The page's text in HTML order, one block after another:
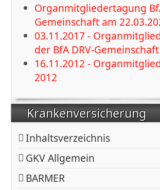
Organmitgliedertagung
Gemeinschaft am
03.11.2017 -
der BfA DRV-
16.11.2012 -
2012
Krankenversicherung
Inhaltsverzeichnis
GKV Allgemein
BARMER